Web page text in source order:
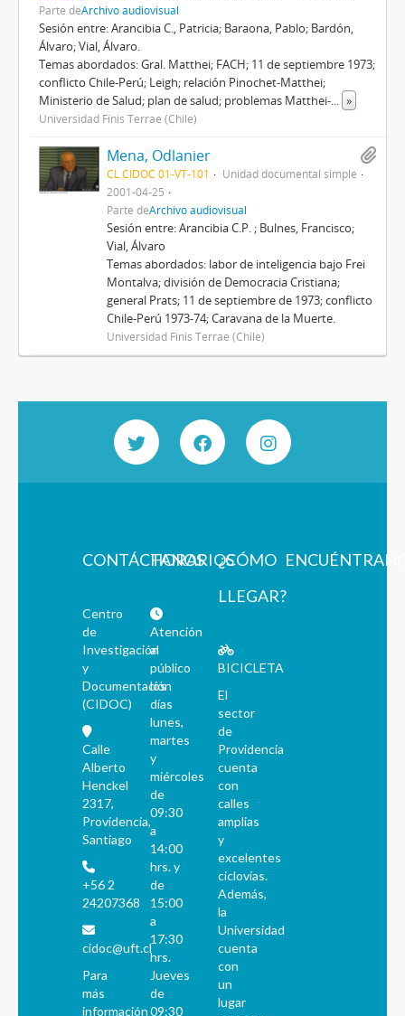
Parte deArchivo audiovisual
Sesión entre: Arancibia C., Patricia; Baraona, Pablo; Bardón,
Álvaro; Vial, Álvaro.
Temas abordados: Gral. Matthei; FACH; 11 de septiembre 1973;
conflicto Chile-Perú; Leigh; relación Pinochet-Matthei;
Ministerio de Salud; plan de salud; problemas Matthei-... »
Universidad Finis Terrae (Chile)
Mena, Odlanier
CL CIDOC 01-VT-101
Unidad documental simple
2001-04-25
Parte deArchivo audiovisual
Sesión entre: Arancibia C.P. ; Bulnes, Francisco;
Vial, Álvaro
Temas abordados: labor de inteligencia bajo Frei
Montalva; división de Democracia Cristiana;
general Prats; 11 de septiembre de 1973; conflicto
Chile-Perú 1973-74; Caravana de la Muerte.
Universidad Finis Terrae (Chile)
CONTÁCTANOS
Centro
de
Investigación
y
Documentación
(CIDOC)
Calle
Alberto
Henckel
2317,
Providencia,
Santiago
+56 2
24207368
cidoc@uft.cl
Para
más
información
HORARIOS
Atención
al
público
los
días
lunes,
martes
y
miércoles
de
09:30
a
14:00
hrs. y
de
15:00
a
17:30
hrs.
Jueves
de
09:30
¿CÓMO
LLEGAR?
BICICLETA
El
sector
de
Providencia
cuenta
con
calles
amplias
y
excelentes
ciclovías.
Además,
la
Universidad
cuenta
con
un
lugar